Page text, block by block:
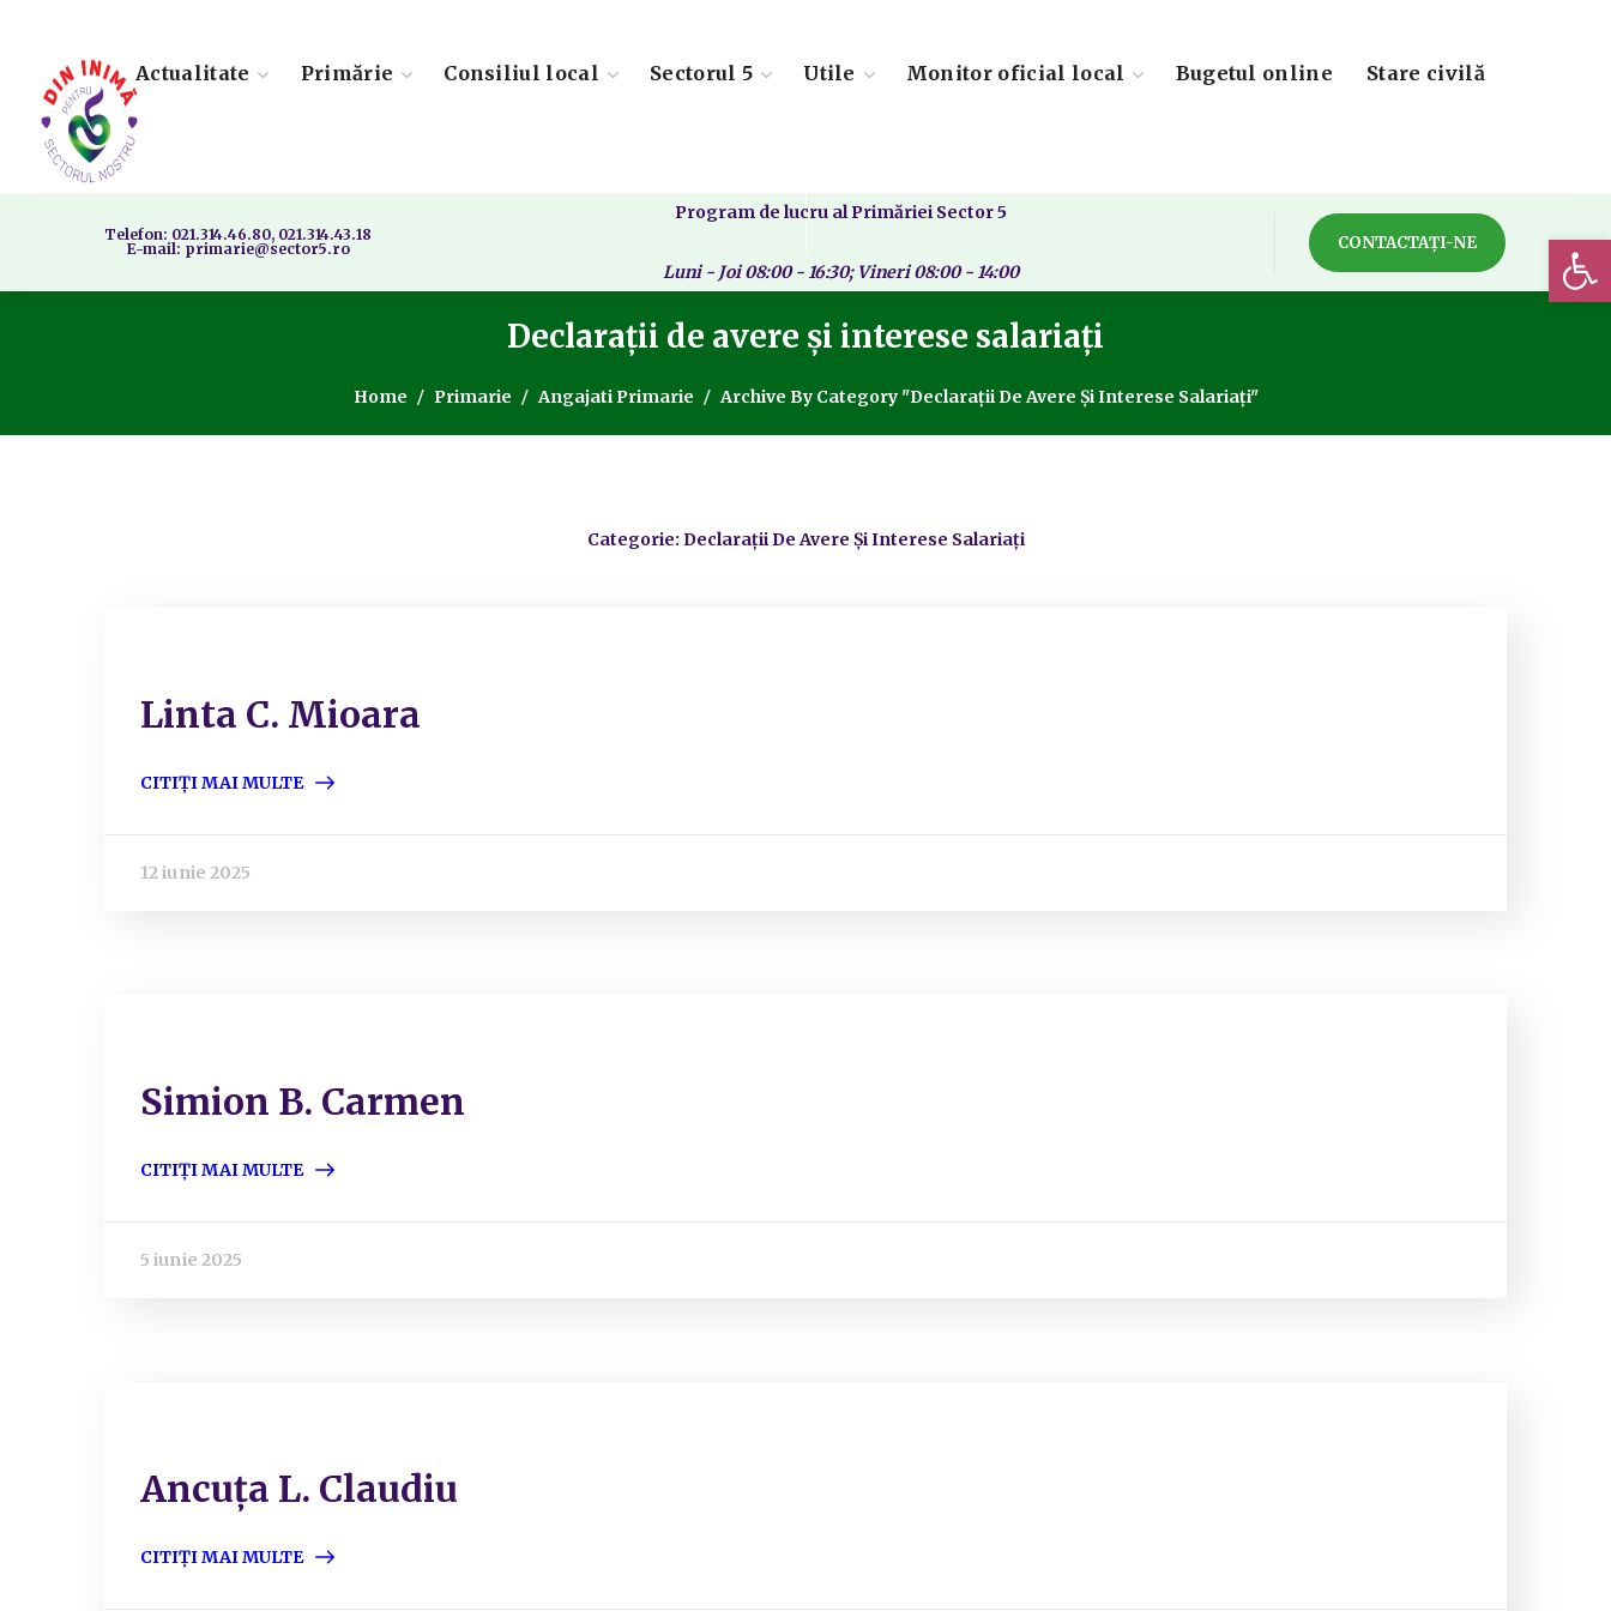
Actualitate Primărie Consiliul local Sectorul 5 Utile Monitor oficial local Bugetul online Stare civilă
Telefon: 021.314.46.80, 021.314.43.18
E-mail: primarie@sector5.ro
Program de lucru al Primăriei Sector 5
Luni - Joi 08:00 - 16:30; Vineri 08:00 - 14:00
CONTACTAȚI-NE
Declarații de avere și interese salariați
Home Primarie Angajati Primarie Archive By Category "Declarații De Avere Și Interese Salariați"
Categorie: Declarații De Avere Și Interese Salariați
Linta C. Mioara
CITIȚI MAI MULTE
12 iunie 2025
Simion B. Carmen
CITIȚI MAI MULTE
5 iunie 2025
Ancuța L. Claudiu
CITIȚI MAI MULTE